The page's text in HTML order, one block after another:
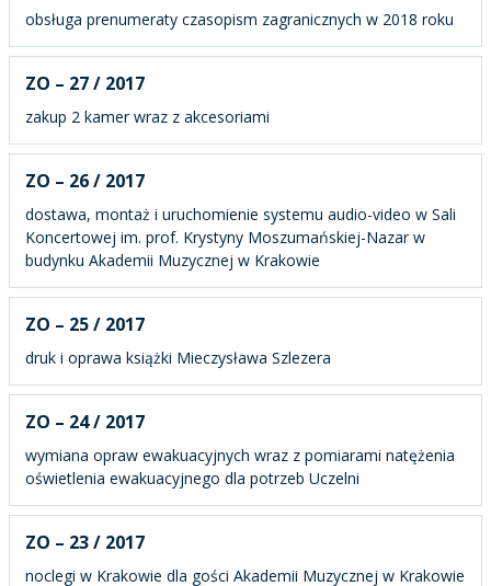
obsługa prenumeraty czasopism zagranicznych w 2018 roku
ZO – 27 / 2017
zakup 2 kamer wraz z akcesoriami
ZO – 26 / 2017
dostawa, montaż i uruchomienie systemu audio-video w Sali
Koncertowej im. prof. Krystyny Moszumańskiej-Nazar w
budynku Akademii Muzycznej w Krakowie
ZO – 25 / 2017
druk i oprawa książki Mieczysława Szlezera
ZO – 24 / 2017
wymiana opraw ewakuacyjnych wraz z pomiarami natężenia
oświetlenia ewakuacyjnego dla potrzeb Uczelni
ZO – 23 / 2017
noclegi w Krakowie dla gości Akademii Muzycznej w Krakowie